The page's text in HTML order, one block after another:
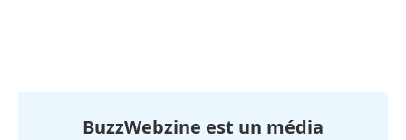
BuzzWebzine est un média